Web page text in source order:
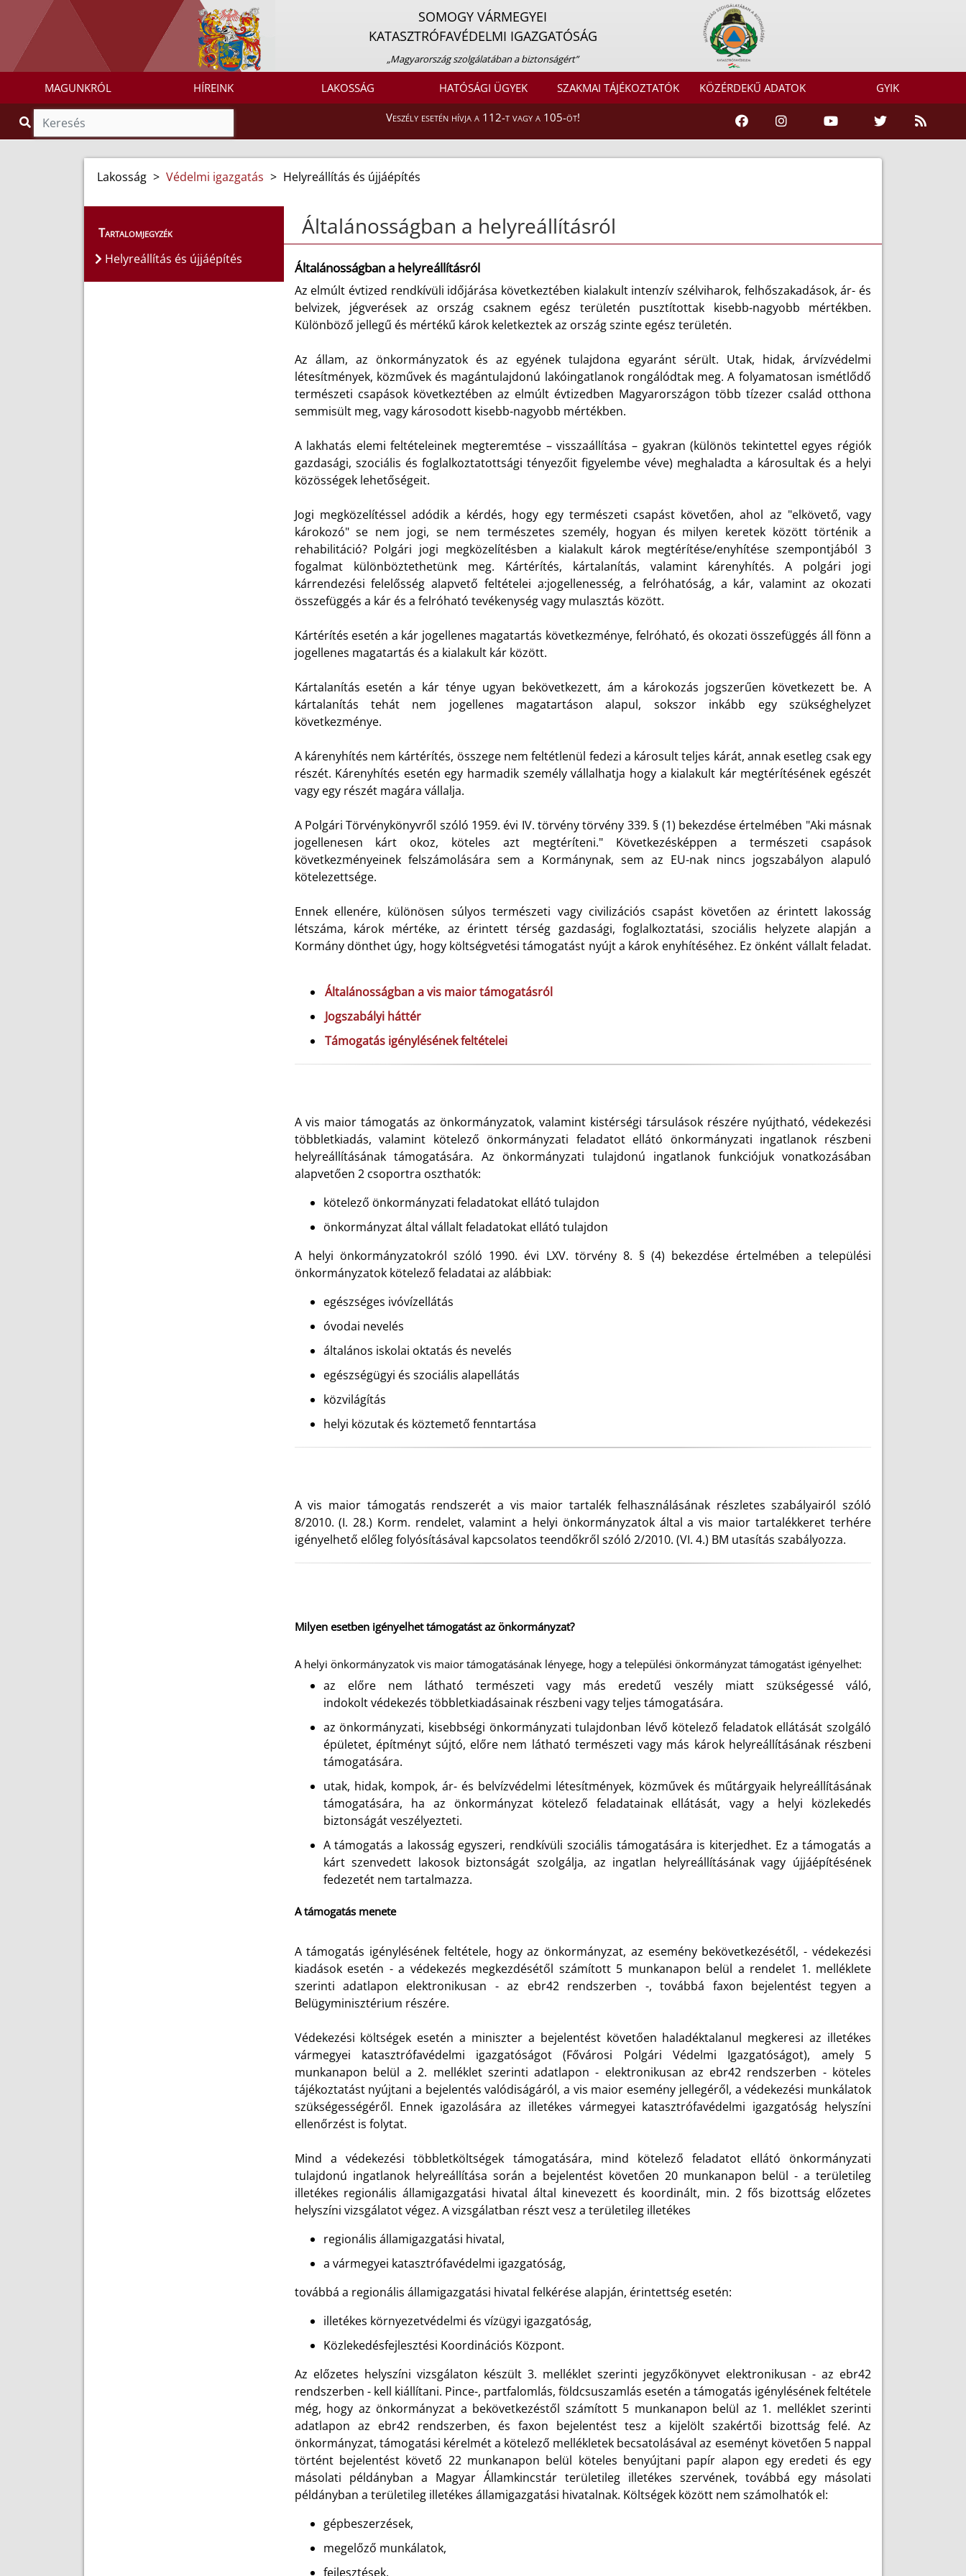
SOMOGY VÁRMEGYEI
KATASZTRÓFAVÉDELMI IGAZGATÓSÁG
„Magyarország szolgálatában a biztonságért”
MAGUNKRÓL HÍREINK LAKOSSÁG HATÓSÁGI ÜGYEK SZAKMAI TÁJÉKOZTATÓK KÖZÉRDEKŰ ADATOK GYIK
Veszély esetén hívja a 112-t vagy a 105-öt!
Lakosság > Védelmi igazgatás > Helyreállítás és újjáépítés
Tartalomjegyzék
Helyreállítás és újjáépítés
Általánosságban a helyreállításról
Általánosságban a helyreállításról
Az elmúlt évtized rendkívüli időjárása következtében kialakult intenzív szélviharok, felhőszakadások, ár- és
belvizek, jégverések az ország csaknem egész területén pusztítottak kisebb-nagyobb mértékben.
Különböző jellegű és mértékű károk keletkeztek az ország szinte egész területén.
Az állam, az önkormányzatok és az egyének tulajdona egyaránt sérült. Utak, hidak, árvízvédelmi
létesítmények, közművek és magántulajdonú lakóingatlanok rongálódtak meg. A folyamatosan ismétlődő
természeti csapások következtében az elmúlt évtizedben Magyarországon több tízezer család otthona
semmisült meg, vagy károsodott kisebb-nagyobb mértékben.
A lakhatás elemi feltételeinek megteremtése – visszaállítása – gyakran (különös tekintettel egyes régiók
gazdasági, szociális és foglalkoztatottsági tényezőit figyelembe véve) meghaladta a károsultak és a helyi
közösségek lehetőségeit.
Jogi megközelítéssel adódik a kérdés, hogy egy természeti csapást követően, ahol az "elkövető, vagy
károkozó" se nem jogi, se nem természetes személy, hogyan és milyen keretek között történik a
rehabilitáció? Polgári jogi megközelítésben a kialakult károk megtérítése/enyhítése szempontjából 3
fogalmat különböztethetünk meg. Kártérítés, kártalanítás, valamint kárenyhítés. A polgári jogi
kárrendezési felelősség alapvető feltételei a:jogellenesség, a felróhatóság, a kár, valamint az okozati
összefüggés a kár és a felróható tevékenység vagy mulasztás között.
Kártérítés esetén a kár jogellenes magatartás következménye, felróható, és okozati összefüggés áll fönn a
jogellenes magatartás és a kialakult kár között.
Kártalanítás esetén a kár ténye ugyan bekövetkezett, ám a károkozás jogszerűen következett be. A
kártalanítás tehát nem jogellenes magatartáson alapul, sokszor inkább egy szükséghelyzet
következménye.
A kárenyhítés nem kártérítés, összege nem feltétlenül fedezi a károsult teljes kárát, annak esetleg csak egy
részét. Kárenyhítés esetén egy harmadik személy vállalhatja hogy a kialakult kár megtérítésének egészét
vagy egy részét magára vállalja.
A Polgári Törvénykönyvről szóló 1959. évi IV. törvény törvény 339. § (1) bekezdése értelmében "Aki másnak
jogellenesen kárt okoz, köteles azt megtéríteni." Következésképpen a természeti csapások
következményeinek felszámolására sem a Kormánynak, sem az EU-nak nincs jogszabályon alapuló
kötelezettsége.
Ennek ellenére, különösen súlyos természeti vagy civilizációs csapást követően az érintett lakosság
létszáma, károk mértéke, az érintett térség gazdasági, foglalkoztatási, szociális helyzete alapján a
Kormány dönthet úgy, hogy költségvetési támogatást nyújt a károk enyhítéséhez. Ez önként vállalt feladat.
Általánosságban a vis maior támogatásról
Jogszabályi háttér
Támogatás igénylésének feltételei
A vis maior támogatás az önkormányzatok, valamint kistérségi társulások részére nyújtható, védekezési
többletkiadás, valamint kötelező önkormányzati feladatot ellátó önkormányzati ingatlanok részbeni
helyreállításának támogatására. Az önkormányzati tulajdonú ingatlanok funkciójuk vonatkozásában
alapvetően 2 csoportra oszthatók:
kötelező önkormányzati feladatokat ellátó tulajdon
önkormányzat által vállalt feladatokat ellátó tulajdon
A helyi önkormányzatokról szóló 1990. évi LXV. törvény 8. § (4) bekezdése értelmében a települési
önkormányzatok kötelező feladatai az alábbiak:
egészséges ivóvízellátás
óvodai nevelés
általános iskolai oktatás és nevelés
egészségügyi és szociális alapellátás
közvilágítás
helyi közutak és köztemető fenntartása
A vis maior támogatás rendszerét a vis maior tartalék felhasználásának részletes szabályairól szóló
8/2010. (I. 28.) Korm. rendelet, valamint a helyi önkormányzatok által a vis maior tartalékkeret terhére
igényelhető előleg folyósításával kapcsolatos teendőkről szóló 2/2010. (VI. 4.) BM utasítás szabályozza.
Milyen esetben igényelhet támogatást az önkormányzat?
A helyi önkormányzatok vis maior támogatásának lényege, hogy a települési önkormányzat támogatást igényelhet:
az előre nem látható természeti vagy más eredetű veszély miatt szükségessé váló,
indokolt védekezés többletkiadásainak részbeni vagy teljes támogatására.
az önkormányzati, kisebbségi önkormányzati tulajdonban lévő kötelező feladatok ellátását szolgáló
épületet, építményt sújtó, előre nem látható természeti vagy más károk helyreállításának részbeni
támogatására.
utak, hidak, kompok, ár- és belvízvédelmi létesítmények, közművek és műtárgyaik helyreállításának
támogatására, ha az önkormányzat kötelező feladatainak ellátását, vagy a helyi közlekedés
biztonságát veszélyezteti.
A támogatás a lakosság egyszeri, rendkívüli szociális támogatására is kiterjedhet. Ez a támogatás a
kárt szenvedett lakosok biztonságát szolgálja, az ingatlan helyreállításának vagy újjáépítésének
fedezetét nem tartalmazza.
A támogatás menete
A támogatás igénylésének feltétele, hogy az önkormányzat, az esemény bekövetkezésétől, - védekezési
kiadások esetén - a védekezés megkezdésétől számított 5 munkanapon belül a rendelet 1. melléklete
szerinti adatlapon elektronikusan - az ebr42 rendszerben -, továbbá faxon bejelentést tegyen a
Belügyminisztérium részére.
Védekezési költségek esetén a miniszter a bejelentést követően haladéktalanul megkeresi az illetékes
vármegyei katasztrófavédelmi igazgatóságot (Fővárosi Polgári Védelmi Igazgatóságot), amely 5
munkanapon belül a 2. melléklet szerinti adatlapon - elektronikusan az ebr42 rendszerben - köteles
tájékoztatást nyújtani a bejelentés valódiságáról, a vis maior esemény jellegéről, a védekezési munkálatok
szükségességéről. Ennek igazolására az illetékes vármegyei katasztrófavédelmi igazgatóság helyszíni
ellenőrzést is folytat.
Mind a védekezési többletköltségek támogatására, mind kötelező feladatot ellátó önkormányzati
tulajdonú ingatlanok helyreállítása során a bejelentést követően 20 munkanapon belül - a területileg
illetékes regionális államigazgatási hivatal által kinevezett és koordinált, min. 2 fős bizottság előzetes
helyszíni vizsgálatot végez. A vizsgálatban részt vesz a területileg illetékes
regionális államigazgatási hivatal,
a vármegyei katasztrófavédelmi igazgatóság,
továbbá a regionális államigazgatási hivatal felkérése alapján, érintettség esetén:
illetékes környezetvédelmi és vízügyi igazgatóság,
Közlekedésfejlesztési Koordinációs Központ.
Az előzetes helyszíni vizsgálaton készült 3. melléklet szerinti jegyzőkönyvet elektronikusan - az ebr42
rendszerben - kell kiállítani. Pince-, partfalomlás, földcsuszamlás esetén a támogatás igénylésének feltétele
még, hogy az önkormányzat a bekövetkezéstől számított 5 munkanapon belül az 1. melléklet szerinti
adatlapon az ebr42 rendszerben, és faxon bejelentést tesz a kijelölt szakértői bizottság felé. Az
önkormányzat, támogatási kérelmét a kötelező mellékletek becsatolásával az eseményt követően 5 nappal
történt bejelentést követő 22 munkanapon belül köteles benyújtani papír alapon egy eredeti és egy
másolati példányban a Magyar Államkincstár területileg illetékes szervének, továbbá egy másolati
példányban a területileg illetékes államigazgatási hivatalnak. Költségek között nem számolhatók el:
gépbeszerzések,
megelőző munkálatok,
fejlesztések,